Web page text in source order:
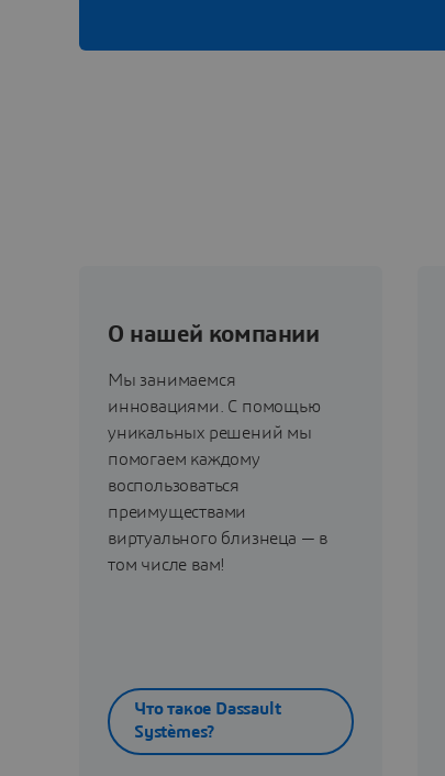
О нашей компании
Мы занимаемся
инновациями. С помощью
уникальных решений мы
помогаем каждому
воспользоваться
преимуществами
виртуального близнеца — в
том числе вам!
Что такое Dassault
Systèmes?